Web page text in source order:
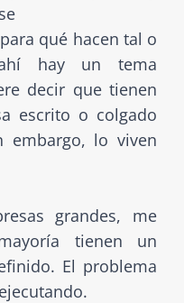
qué hacen tal o
hay un tema
decir que tienen
escrito o colgado
embargo, lo viven
grandes, me
tienen un
El problema